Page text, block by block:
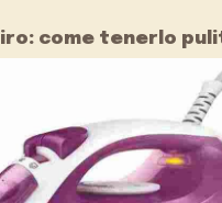
come tenerlo